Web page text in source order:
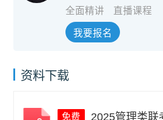
全面精讲 直播课程
我要报名
资料下载